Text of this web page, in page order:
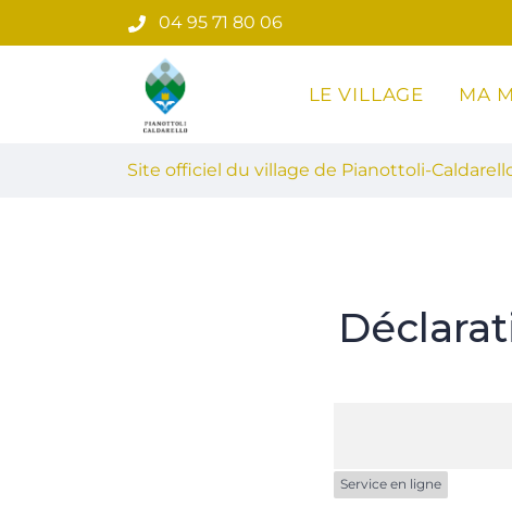
au
04 95 71 80 06
Site officiel du village de
LE VILLAGE MA
Site officiel du village de Pianottoli-
Service en ligne